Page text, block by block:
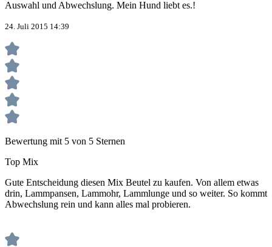
Auswahl und Abwechslung. Mein Hund liebt es.!
24. Juli 2015 14:39
Bewertung mit 5 von 5 Sternen
Top Mix
Gute Entscheidung diesen Mix Beutel zu kaufen. Von allem etwas
drin, Lammpansen, Lammohr, Lammlunge und so weiter. So kommt
Abwechslung rein und kann alles mal probieren.